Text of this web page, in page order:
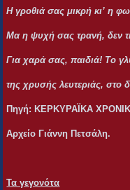
Η γροθιά σας μικρή κι’ η
Μα η ψυχή σας τρανή, δεν
Για χαρά σας, παιδιά! Το
της χρυσής λευτεριάς, στο
Πηγή: ΚΕΡΚΥΡΑΪΚΑ
Αρχείο Γιάννη Πετσάλη.
Τα γεγονότα